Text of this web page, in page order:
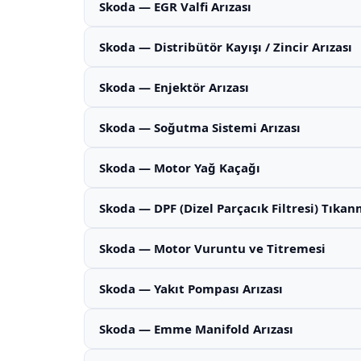
Skoda — EGR Valfi Arızası
Skoda — Distribütör Kayışı / Zincir Arızası
Skoda — Enjektör Arızası
Skoda — Soğutma Sistemi Arızası
Skoda — Motor Yağ Kaçağı
Skoda — DPF (Dizel Parçacık Filtresi)
Skoda — Motor Vuruntu ve Titremesi
Skoda — Yakıt Pompası Arızası
Skoda — Emme Manifold Arızası